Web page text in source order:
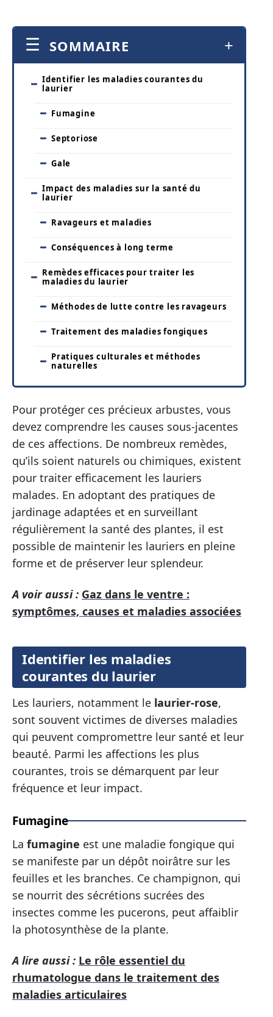
SOMMAIRE
Identifier les maladies courantes du
laurier
Fumagine
Septoriose
Gale
Impact des maladies sur la santé du
laurier
Ravageurs et maladies
Conséquences à long terme
Remèdes efficaces pour traiter les
maladies du laurier
Méthodes de lutte contre les ravageurs
Traitement des maladies fongiques
Pratiques culturales et méthodes
naturelles
Pour protéger ces précieux arbustes, vous
devez comprendre les causes sous-jacentes
de ces affections. De nombreux remèdes,
qu’ils soient naturels ou chimiques, existent
pour traiter efficacement les lauriers
malades. En adoptant des pratiques de
jardinage adaptées et en surveillant
régulièrement la santé des plantes, il est
possible de maintenir les lauriers en pleine
forme et de préserver leur splendeur.
A voir aussi : Gaz dans le ventre :
symptômes, causes et maladies associées
Identifier les maladies
courantes du laurier
Les lauriers, notamment le laurier-rose,
sont souvent victimes de diverses maladies
qui peuvent compromettre leur santé et leur
beauté. Parmi les affections les plus
courantes, trois se démarquent par leur
fréquence et leur impact.
Fumagine
La fumagine est une maladie fongique qui
se manifeste par un dépôt noirâtre sur les
feuilles et les branches. Ce champignon, qui
se nourrit des sécrétions sucrées des
insectes comme les pucerons, peut affaiblir
la photosynthèse de la plante.
A lire aussi : Le rôle essentiel du
rhumatologue dans le traitement des
maladies articulaires